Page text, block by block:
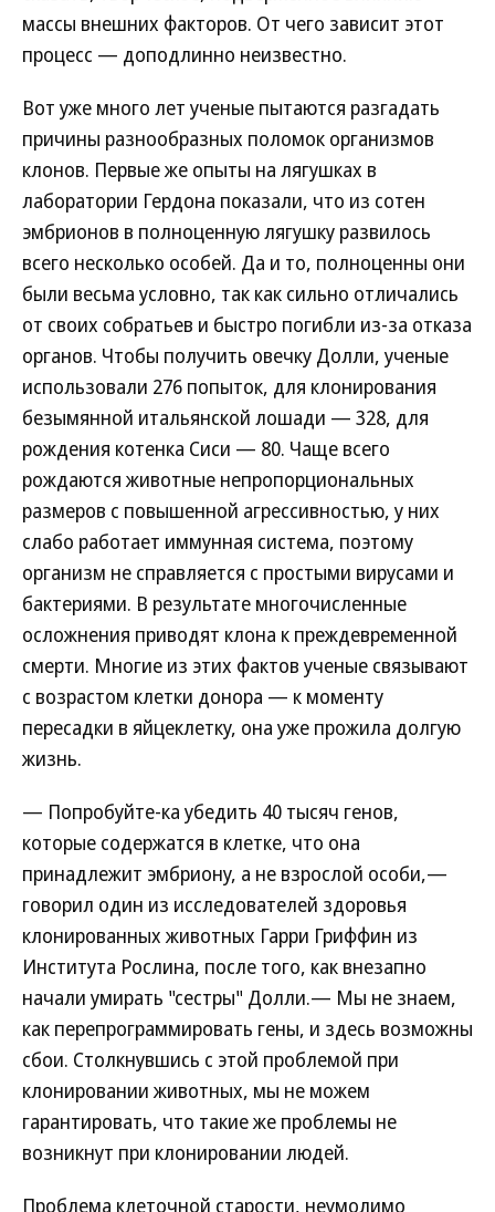
массы внешних факторов. От чего зависит этот
процесс — доподлинно неизвестно.
Вот уже много лет ученые пытаются разгадать
причины разнообразных поломок организмов
клонов. Первые же опыты на лягушках в
лаборатории Гердона показали, что из сотен
эмбрионов в полноценную лягушку развилось
всего несколько особей. Да и то, полноценны они
были весьма условно, так как сильно отличались
от своих собратьев и быстро погибли из-за отказа
органов. Чтобы получить овечку Долли, ученые
использовали 276 попыток, для клонирования
безымянной итальянской лошади — 328, для
рождения котенка Сиси — 80. Чаще всего
рождаются животные непропорциональных
размеров с повышенной агрессивностью, у них
слабо работает иммунная система, поэтому
организм не справляется с простыми вирусами и
бактериями. В результате многочисленные
осложнения приводят клона к преждевременной
смерти. Многие из этих фактов ученые связывают
с возрастом клетки донора — к моменту
пересадки в яйцеклетку, она уже прожила долгую
жизнь.
— Попробуйте-ка убедить 40 тысяч генов,
которые содержатся в клетке, что она
принадлежит эмбриону, а не взрослой особи,—
говорил один из исследователей здоровья
клонированных животных Гарри Гриффин из
Института Рослина, после того, как внезапно
начали умирать "сестры" Долли.— Мы не знаем,
как перепрограммировать гены, и здесь возможны
сбои. Столкнувшись с этой проблемой при
клонировании животных, мы не можем
гарантировать, что такие же проблемы не
возникнут при клонировании людей.
Проблема клеточной старости, неумолимо